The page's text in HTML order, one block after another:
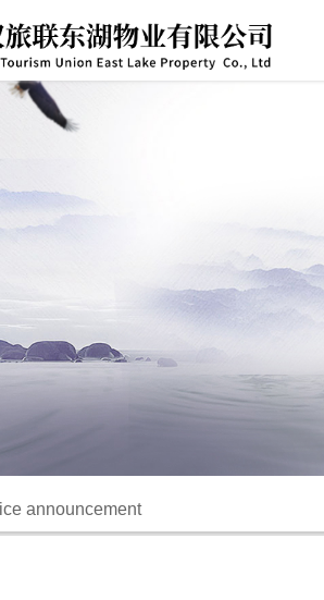
announcement